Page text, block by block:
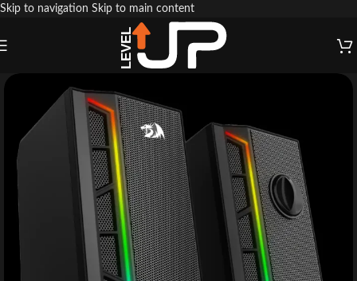
Skip to navigation Skip to main content